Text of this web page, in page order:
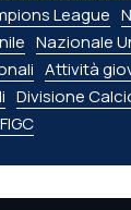
League
Nazionale
Attività
Divisione